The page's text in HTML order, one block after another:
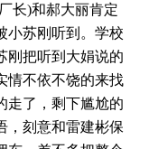
长)和郝大丽肯定
小苏刚听到。学校
刚把听到大娟说的
情不依不饶的来找
走了，剩下尴尬的
，刻意和雷建彬保